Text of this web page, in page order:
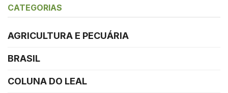
CATEGORIAS
AGRICULTURA E PECUÁRIA
BRASIL
COLUNA DO LEAL